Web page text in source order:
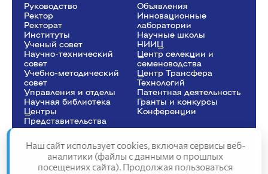
Руководство
Ректор
Рeкторат
Институты
Ученый совет
Научно-технический
совет
Учебно-методический
совет
Управления и отделы
Научная библиотека
Центры
Представительства
Объявления
Инновационные
лаборатории
Научные школы
НИИЦ
Центр селекции и
семеноводства
Центр Трансфера
Технологий
Патентная деятельность
Гранты и конкурсы
Конференции
Сведения об образовательной организации
Наш сайт использует cookies, включая сервисы веб-
аналитики (файлы с данными о прошлых
посещениях сайта). Продолжая пользоваться